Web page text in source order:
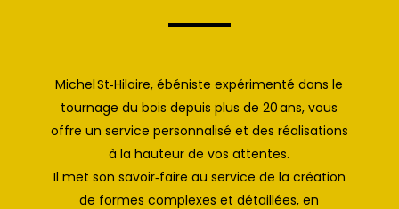
Michel St‑Hilaire, ébéniste expérimenté dans le
tournage du bois depuis plus de 20 ans, vous
offre un service personnalisé et des réalisations
à la hauteur de vos attentes.
Il met son savoir‑faire au service de la création
de formes complexes et détaillées, en